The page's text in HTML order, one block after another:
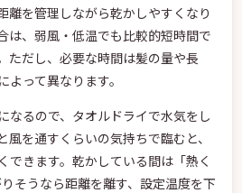
離を管理しながら乾かしやすくなり
は、弱風・低温でも比較的短時間で
ただし、必要な時間は髪の量や長
って異なります。
なるので、タオルドライで水気をし
を通すくらいの気持ちで臨むと、
できます。乾かしている間は「熱く
そうなら距離を離す、設定温度を下